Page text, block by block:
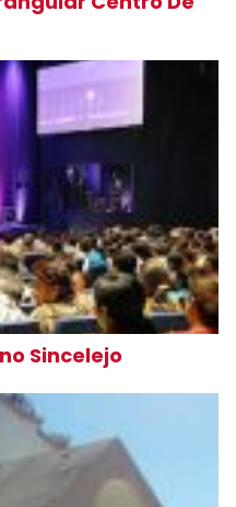
Sincelejo